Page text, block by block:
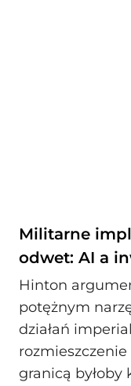
Militarne
odwet: AI a
Hinton
potężnym
działań
granicą byłoby